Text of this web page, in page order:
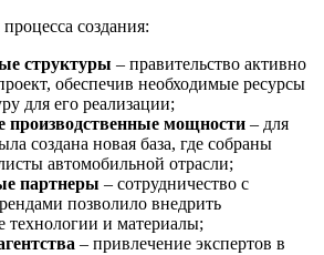
создания:
структуры – правительство активно
обеспечив необходимые ресурсы
для его реализации;
производственные мощности – для
создана новая база, где собраны
автомобильной отрасли;
партнеры – сотрудничество с
позволило внедрить
и материалы;
– привлечение экспертов в